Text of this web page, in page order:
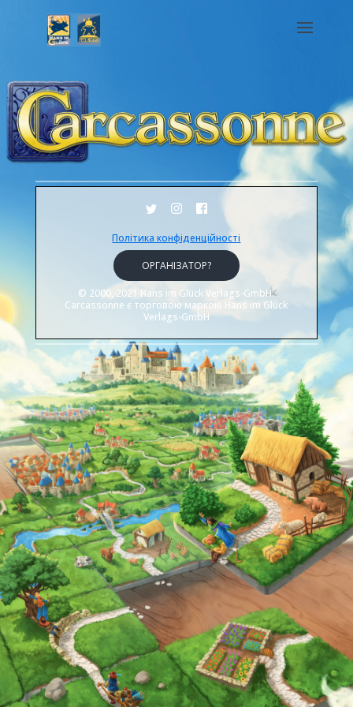
Політика конфіденційності
ОРГАНІЗАТОР?
© 2000, 2021 Hans im Glück Verlags-GmbH.
Carcassonne є торговою маркою Hans im Glück
Verlags-GmbH